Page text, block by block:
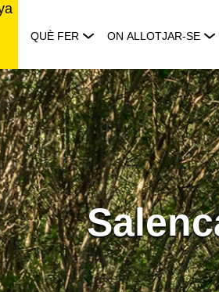
QUÈ FER ON ALLOTJAR-SE